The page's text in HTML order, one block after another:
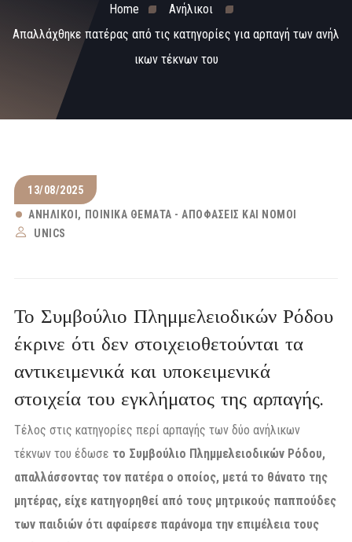
Home
Ανήλικοι
Απαλλάχθηκε πατέρας από τις κατηγορίες για αρπαγή των ανήλ
ικων τέκνων του
13/08/2025
ΑΝΉΛΙΚΟΙ
ΠΟΙΝΙΚΆ ΘΈΜΑΤΑ - ΑΠΟΦΆΣΕΙΣ ΚΑΙ ΝΌΜΟΙ
UNICS
Το Συμβούλιο Πλημμελειοδικών Ρόδου
έκρινε ότι δεν στοιχειοθετούνται τα
αντικειμενικά και υποκειμενικά
στοιχεία του εγκλήματος της αρπαγής.
Τέλος στις κατηγορίες περί αρπαγής των δύο ανήλικων
τέκνων του έδωσε το Συμβούλιο Πλημμελειοδικών Ρόδου,
απαλλάσσοντας τον πατέρα ο οποίος, μετά το θάνατο της
μητέρας, είχε κατηγορηθεί από τους μητρικούς παππούδες
των παιδιών ότι αφαίρεσε παράνομα την επιμέλεια τους